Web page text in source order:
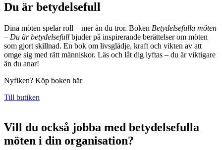
Du är betydelsefull
Dina möten spelar roll – mer än du tror. Boken Betydelsefulla möten
– Du är betydelsefull bjuder på inspirerande berättelser om möten
som gjort skillnad. En bok om livsglädje, kraft och vikten av att
omge sig med rätt människor. Läs och låt dig lyftas – du är viktigare
än du anar!
Nyfiken? Köp boken här
Till butiken
Vill du också jobba med betydelsefulla
möten i din organisation?